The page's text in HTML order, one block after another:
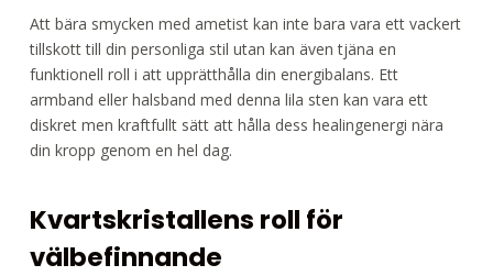
Att bära smycken med ametist kan inte bara vara ett vackert
tillskott till din personliga stil utan kan även tjäna en
funktionell roll i att upprätthålla din energibalans. Ett
armband eller halsband med denna lila sten kan vara ett
diskret men kraftfullt sätt att hålla dess healingenergi nära
din kropp genom en hel dag.
Kvartskristallens roll för
välbefinnande